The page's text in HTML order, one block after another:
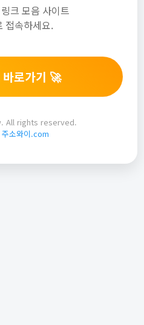
크 모음 사이트
접속하세요.
로가기 🚀
All rights reserved.
주소와이.com